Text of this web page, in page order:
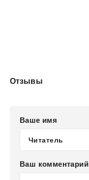
Отзывы
Ваше имя
Ваш комментарий